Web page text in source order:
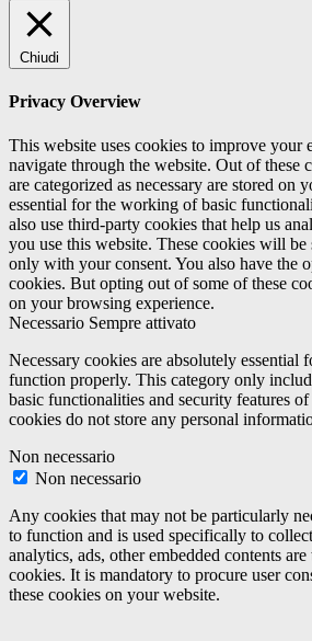
Chiudi
Privacy Overview
This website uses cookies to improve your
navigate through the website. Out of these
are categorized as necessary are stored on
essential for the working of basic
also use third-party cookies that help us
you use this website. These cookies will
only with your consent. You also have the
cookies. But opting out of some of these
on your browsing experience.
Necessario Sempre attivato
Necessary cookies are absolutely essential
function properly. This category only
basic functionalities and security features
cookies do not store any personal
Non necessario
Non necessario
Any cookies that may not be particularly
to function and is used specifically to
analytics, ads, other embedded contents
cookies. It is mandatory to procure user
these cookies on your website.